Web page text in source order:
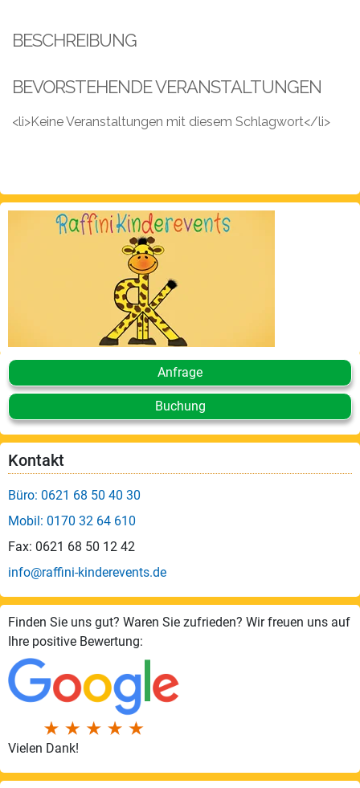
Über
Fotos,
Events
Referenzen
BESCHREIBUNG
BEVORSTEHENDE VERANSTALTUNGEN
<li>Keine Veranstaltungen mit diesem Schlagwort</li>
Anfrage
Buchung
Kontakt
Büro: 0621 68 50 40 30
Mobil: 0170 32 64 610
Fax: 0621 68 50 12 42
info@raffini-kinderevents.de
Finden Sie uns gut? Waren Sie zufrieden? Wir freuen uns auf
Ihre positive Bewertung:
Vielen Dank!